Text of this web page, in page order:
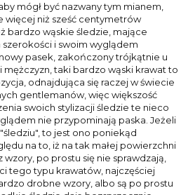
aby mógł być nazwany tym mianem,
więcej niż sześć centymetrów
bardzo wąskie śledzie, mające
i swoim wyglądem
pasek, zakończony trójkątnie u
mężczyzn, taki bardzo wąski krawat to
odnajdująca się raczej w świecie
gentlemanów, więc większość
swoich stylizacji śledzie te nieco
nie przypominają paska. Jeżeli
to jest ono poniekąd
na to, iż na tak małej powierzchni
po prostu się nie sprawdzają,
tego typu krawatów, najczęściej
drobne wzory, albo są po prostu